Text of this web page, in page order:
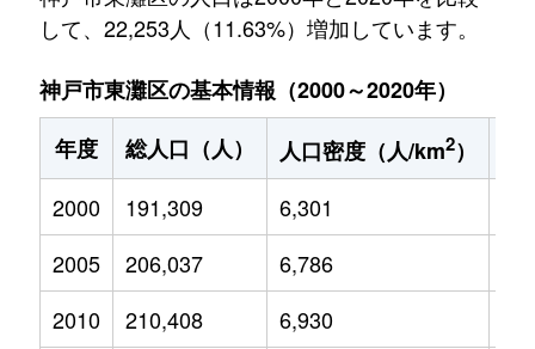
して、22,253人（11.63%）増加しています。
神戸市東灘区の基本情報（2000～2020年）
年度
総人口（人） 人口密度（人/km2）
2000
191,309 6,301
2005
206,037 6,786
2010
210,408 6,930